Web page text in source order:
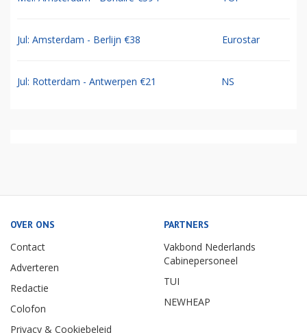
Jul: Amsterdam - Berlijn €38 Eurostar
Jul: Rotterdam - Antwerpen €21 NS
OVER ONS
Contact
Adverteren
Redactie
Colofon
Privacy & Cookiebeleid
PARTNERS
Vakbond Nederlands
Cabinepersoneel
TUI
NEWHEAP